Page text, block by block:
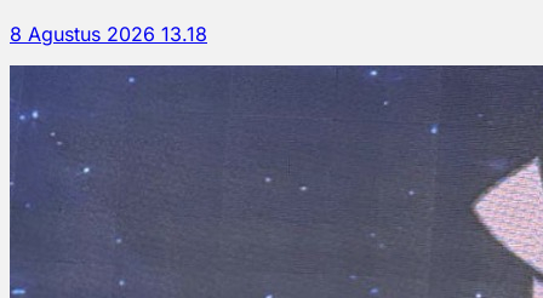
8 Agustus 2026 13.18